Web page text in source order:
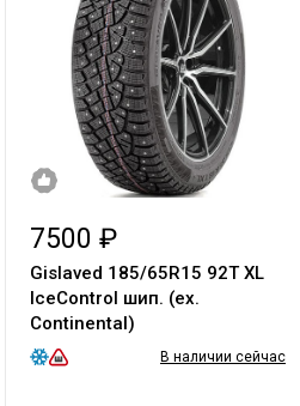
7500 ₽
Gislaved 185/65R15 92T XL
IceControl шип. (ex.
Continental)
В наличии сейчас